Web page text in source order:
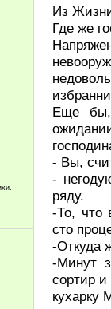
Из
Где же
Еще бы,
- Вы,
-
ряду.
-То, что
сто
-Откуда
-Минут
сортир
кухарку